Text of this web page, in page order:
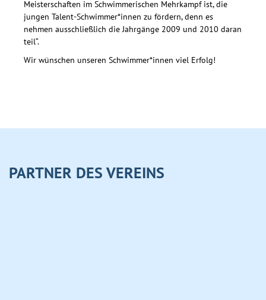
Meisterschaften im Schwimmerischen Mehrkampf ist, die
jungen Talent-Schwimmer*innen zu fördern, denn es
nehmen ausschließlich die Jahrgänge 2009 und 2010 daran
teil“.
Wir wünschen unseren Schwimmer*innen viel Erfolg!
PARTNER DES VEREINS